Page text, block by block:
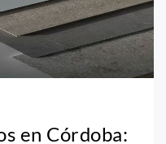
en Córdoba: